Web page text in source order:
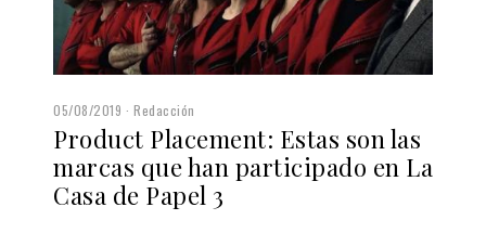
05/08/2019 Redacción
Product Placement: Estas son las
marcas que han participado en La
Casa de Papel 3